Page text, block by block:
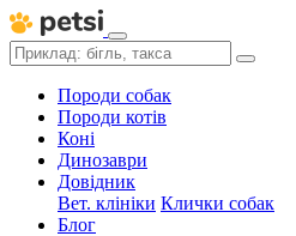
Породи собак
Породи котів
Коні
Динозаври
Довідник
Вет. клініки Клички собак
Блог